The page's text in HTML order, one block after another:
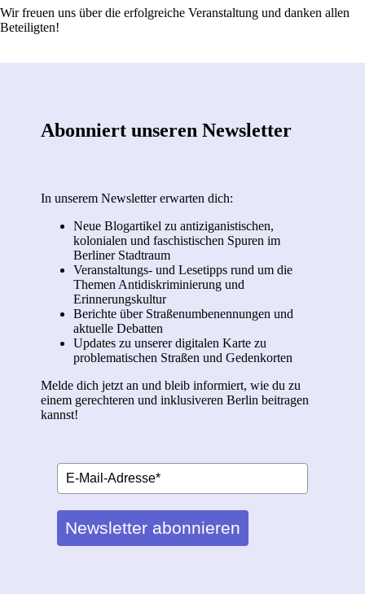
Wir freuen uns über die erfolgreiche Veranstaltung und danken allen
Beteiligten!
Abonniert unseren Newsletter
In unserem Newsletter erwarten dich:
Neue Blogartikel zu antiziganistischen,
kolonialen und faschistischen Spuren im
Berliner Stadtraum
Veranstaltungs- und Lesetipps rund um die
Themen Antidiskriminierung und
Erinnerungskultur
Berichte über Straßenumbenennungen und
aktuelle Debatten
Updates zu unserer digitalen Karte zu
problematischen Straßen und Gedenkorten
Melde dich jetzt an und bleib informiert, wie du zu
einem gerechteren und inklusiveren Berlin beitragen
kannst!
Newsletter abonnieren